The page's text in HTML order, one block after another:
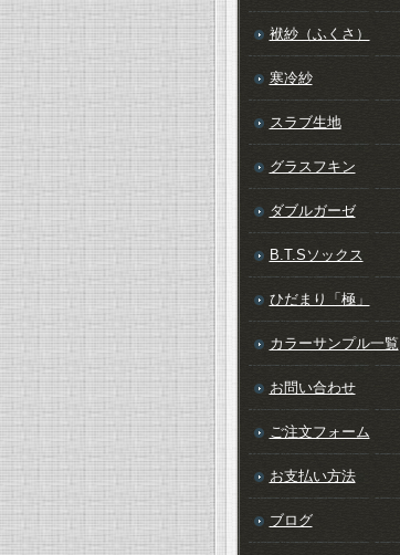
袱紗（ふくさ）
寒冷紗
スラブ生地
グラスフキン
ダブルガーゼ
B.T.Sソックス
ひだまり「極」
カラーサンプル一覧
お問い合わせ
ご注文フォーム
お支払い方法
ブログ